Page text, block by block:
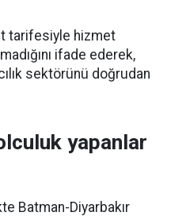
tarifesiyle hizmet
ifade ederek,
sektörünü doğrudan
yapanlar
Batman-Diyarbakır